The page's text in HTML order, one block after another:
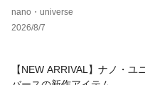
■コーディネート
トがおすすめ
紹介！
nano・universe
2026/8/7
【NEW ARRIVAL】ナノ・ユ